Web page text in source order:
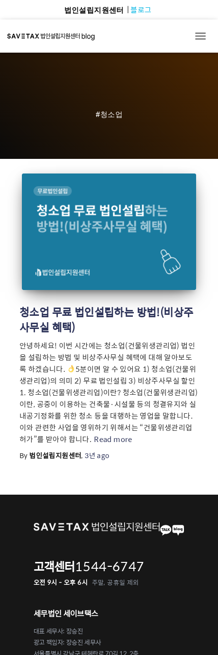
법인설립지원센터 블로그
#청소업
청소업 무료 법인설립하는 방법!(비상주
사무실 혜택)
안녕하세요! 이번 시간에는 청소업(건물위생관리업) 법인
을 설립하는 방법 및 비상주사무실 혜택에 대해 알아보도
록 하겠습니다.
5분이면 알 수 있어요 1) 청소업(건물위
생관리업)의 의미 2) 무료 법인설립 3) 비상주사무실 할인
1. 청소업(건물위생관리업)이란? 청소업(건물위생관리업)
이란, 공중이 이용하는 건축물·시설물 등의 청결유지와 실
내공기정화를 위한 청소 등을 대행하는 영업을 말합니다.
이와 관련한 사업을 영위하기 위해서는 “건물위생관리업
허가”를 받아야 합니다. Read more
By 법인설립지원센터,3년 ago
고객센터1544-6747
오전 9시 - 오후 6시 주말, 공휴일 제외
세무법인 세이브택스
대표 세무사: 장승진
광고 책임자: 장승진 세무사